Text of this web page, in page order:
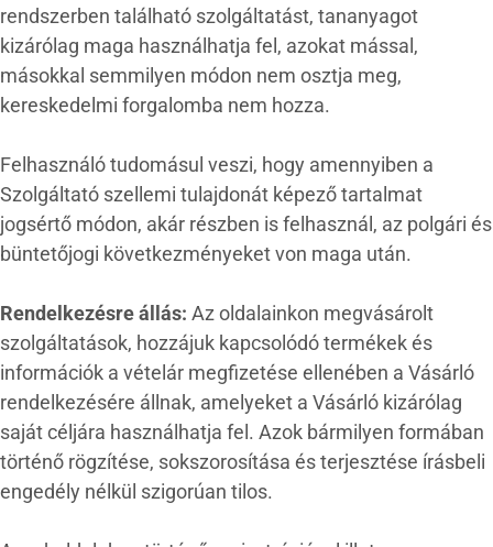
rendszerben található szolgáltatást, tananyagot
kizárólag maga használhatja fel, azokat mással,
másokkal semmilyen módon nem osztja meg,
kereskedelmi forgalomba nem hozza.
Felhasználó tudomásul veszi, hogy amennyiben a
Szolgáltató szellemi tulajdonát képező tartalmat
jogsértő módon, akár részben is felhasznál, az polgári és
büntetőjogi következményeket von maga után.
Rendelkezésre állás: Az oldalainkon megvásárolt
szolgáltatások, hozzájuk kapcsolódó termékek és
információk a vételár megfizetése ellenében a Vásárló
rendelkezésére állnak, amelyeket a Vásárló kizárólag
saját céljára használhatja fel. Azok bármilyen formában
történő rögzítése, sokszorosítása és terjesztése írásbeli
engedély nélkül szigorúan tilos.